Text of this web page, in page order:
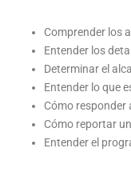
Comprender los
Entender los
Determinar el
Entender lo que
Cómo responder
Cómo reportar
Entender el